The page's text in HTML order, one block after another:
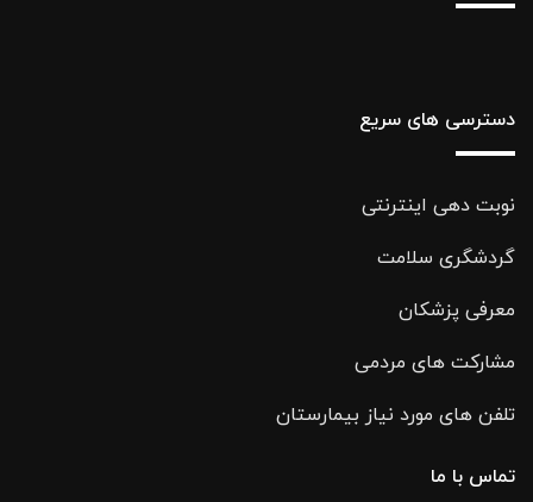
دسترسی های سریع
نوبت دهی اینترنتی
گردشگری سلامت
معرفی پزشکان
مشارکت های مردمی
تلفن های مورد نیاز بیمارستان
تماس با ما